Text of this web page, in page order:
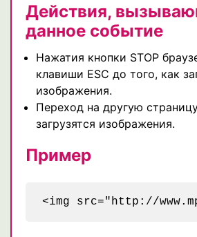
Действия,
данное событие
Нажатия кнопки STOP
клавиши ESC до того, как
изображения.
Переход на другую
загрузятся изображения.
Пример